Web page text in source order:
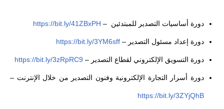
دورة أساسيات التصدير للمبتدئين –
دورة إعداد مسئول التصدير –
دورة التسويق الإلكتروني لقطاع التصدير –
دورة أسرار التجارة الإلكترونية وفنون التصدير من خلال الإنترنت –
https://bit.ly/3ZYjQhB